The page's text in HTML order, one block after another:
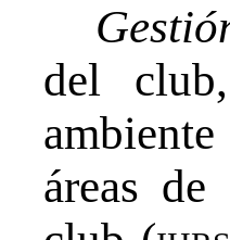
del
áreas